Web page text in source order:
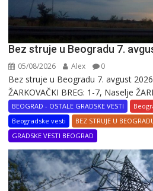
Bez struje u Beogradu 7.
05/08/2026 Alex 0
Bez struje u Beogradu 7. avgust
ŽARKOVAČKI BREG: 1-7, Naselje
BEOGRAD - OSTALE GRADSKE VESTI
Beogradske vesti
BEZ STRUJE U
GRADSKE VESTI BEOGRAD